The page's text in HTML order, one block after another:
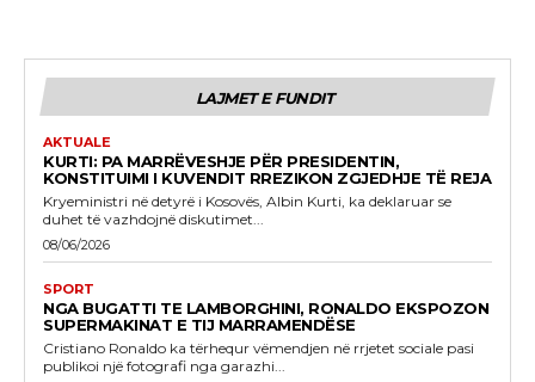
LAJMET E FUNDIT
AKTUALE
KURTI: PA MARRËVESHJE PËR PRESIDENTIN,
KONSTITUIMI I KUVENDIT RREZIKON ZGJEDHJE TË REJA
Kryeministri në detyrë i Kosovës, Albin Kurti, ka deklaruar se
duhet të vazhdojnë diskutimet...
08/06/2026
SPORT
NGA BUGATTI TE LAMBORGHINI, RONALDO EKSPOZON
SUPERMAKINAT E TIJ MARRAMENDËSE
Cristiano Ronaldo ka tërhequr vëmendjen në rrjetet sociale pasi
publikoi një fotografi nga garazhi...